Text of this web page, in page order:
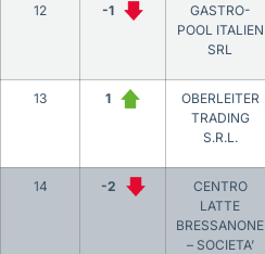
12 -1
GASTRO-
POOL ITALIEN
SRL
13 1
OBERLEITER
TRADING
S.R.L.
14 -2
CENTRO
LATTE
BRESSANONE
– SOCIETA’